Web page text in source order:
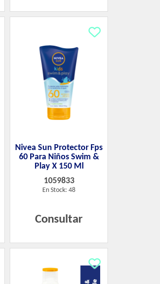
Nivea Sun Protector Fps
60 Para Niños Swim &
Play X 150 Ml
1059833
En Stock: 48
Consultar